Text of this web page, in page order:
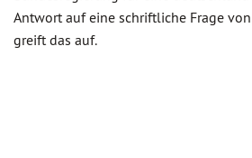
Antwort auf eine schriftliche Frage von
greift das auf.